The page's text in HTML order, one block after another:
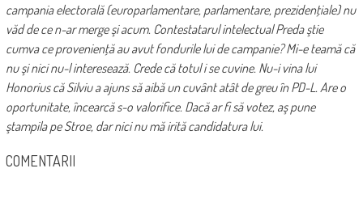
campania electorală (europarlamentare, parlamentare, prezidenţiale) nu
văd de ce n-ar merge şi acum. Contestatarul intelectual Preda ştie
cumva ce provenienţă au avut fondurile lui de campanie? Mi-e teamă că
nu şi nici nu-l interesează. Crede că totul i se cuvine. Nu-i vina lui
Honorius că Silviu a ajuns să aibă un cuvânt atât de greu în PD-L. Are o
oportunitate, încearcă s-o valorifice. Dacă ar fi să votez, aş pune
ştampila pe Stroe, dar nici nu mă irită candidatura lui.
COMENTARII